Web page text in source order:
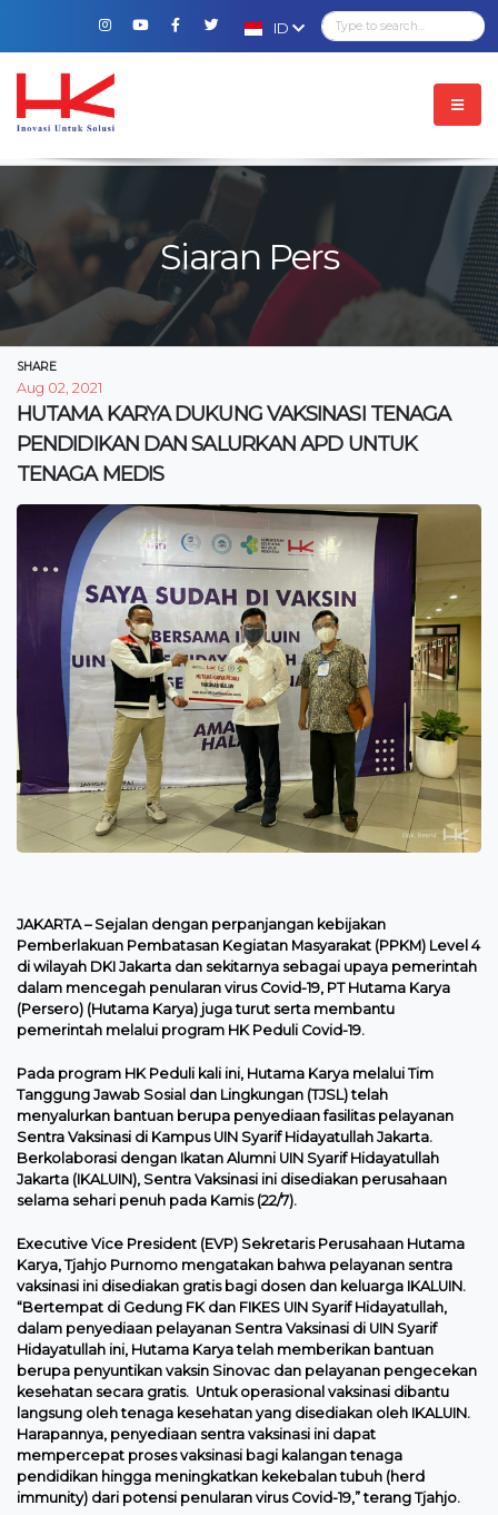
ID
Siaran Pers
SHARE
Aug 02, 2021
HUTAMA KARYA DUKUNG VAKSINASI TENAGA
PENDIDIKAN DAN SALURKAN APD UNTUK
TENAGA MEDIS
JAKARTA – Sejalan dengan perpanjangan kebijakan
Pemberlakuan Pembatasan Kegiatan Masyarakat (PPKM) Level 4
di wilayah DKI Jakarta dan sekitarnya sebagai upaya pemerintah
dalam mencegah penularan virus Covid-19, PT Hutama Karya
(Persero) (Hutama Karya) juga turut serta membantu
pemerintah melalui program HK Peduli Covid-19.
Pada program HK Peduli kali ini, Hutama Karya melalui Tim
Tanggung Jawab Sosial dan Lingkungan (TJSL) telah
menyalurkan bantuan berupa penyediaan fasilitas pelayanan
Sentra Vaksinasi di Kampus UIN Syarif Hidayatullah Jakarta.
Berkolaborasi dengan Ikatan Alumni UIN Syarif Hidayatullah
Jakarta (IKALUIN), Sentra Vaksinasi ini disediakan perusahaan
selama sehari penuh pada Kamis (22/7).
Executive Vice President (EVP) Sekretaris Perusahaan Hutama
Karya, Tjahjo Purnomo mengatakan bahwa pelayanan sentra
vaksinasi ini disediakan gratis bagi dosen dan keluarga IKALUIN.
“Bertempat di Gedung FK dan FIKES UIN Syarif Hidayatullah,
dalam penyediaan pelayanan Sentra Vaksinasi di UIN Syarif
Hidayatullah ini, Hutama Karya telah memberikan bantuan
berupa penyuntikan vaksin Sinovac dan pelayanan pengecekan
kesehatan secara gratis. Untuk operasional vaksinasi dibantu
langsung oleh tenaga kesehatan yang disediakan oleh IKALUIN.
Harapannya, penyediaan sentra vaksinasi ini dapat
mempercepat proses vaksinasi bagi kalangan tenaga
pendidikan hingga meningkatkan kekebalan tubuh (herd
immunity) dari potensi penularan virus Covid-19,” terang Tjahjo.